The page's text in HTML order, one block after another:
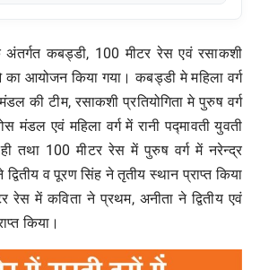
कबड्डी, 100 मीटर रेस एवं रसाकशी
आयोजन किया गया। कबड्डी मे महिला वर्ग
मंडल की टीम, रसाकशी प्रतियोगिता मे पुरुष वर्ग
मंडल एवं महिला वर्ग में रानी पद्मावती युवती
तथा 100 मीटर रेस में पुरुष वर्ग में नरेन्द्र
व पूरण सिंह ने तृतीय स्थान प्राप्त किया
रेस में कविता ने प्रथम, अनीता ने द्वितीय एवं
किया।